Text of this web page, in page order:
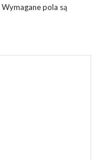
Wymagane pola są